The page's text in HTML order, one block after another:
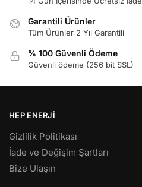
Garantili Ürünler
Tüm Ürünler 2 Yıl Garantili
% 100 Güvenli Ödeme
Güvenli ödeme (256 bit SSL)
HEP ENERJI
Gizlilik Politikası
İade ve Değişim Şartları
Bize Ulaşın